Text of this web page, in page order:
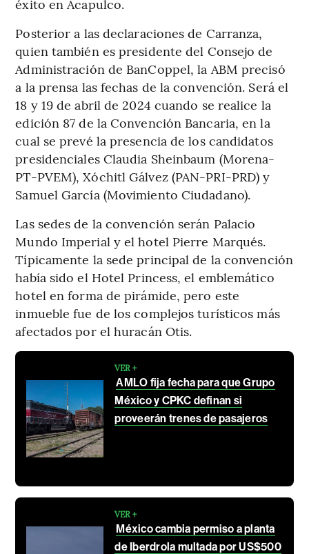
éxito en Acapulco.
Posterior a las declaraciones de Carranza,
quien también es presidente del Consejo de
Administración de BanCoppel, la ABM precisó
a la prensa las fechas de la convención. Será el
18 y 19 de abril de 2024 cuando se realice la
edición 87 de la Convención Bancaria, en la
cual se prevé la presencia de los candidatos
presidenciales Claudia Sheinbaum (Morena-
PT-PVEM), Xóchitl Gálvez (PAN-PRI-PRD) y
Samuel García (Movimiento Ciudadano).
Las sedes de la convención serán Palacio
Mundo Imperial y el hotel Pierre Marqués.
Típicamente la sede principal de la convención
había sido el Hotel Princess, el emblemático
hotel en forma de pirámide, pero este
inmueble fue de los complejos turísticos más
afectados por el huracán Otis.
VER +
AMLO fija fecha para que Grupo
México y CPKC definan si
proveerán trenes de pasajeros
VER +
México cambia permiso a planta
de Iberdrola multada por US$500